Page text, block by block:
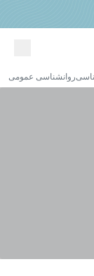
روانشناسی عمومی